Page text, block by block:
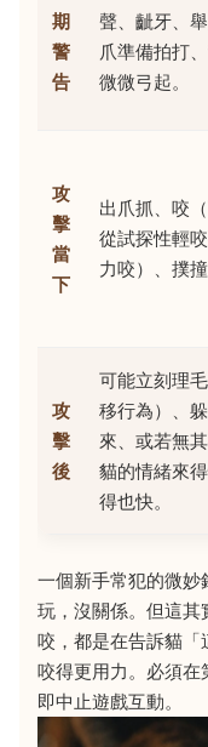
期
警
告
聲、齜牙、
爪準備拍打
微微弓起。
攻
擊
當
下
出爪抓、咬
從試探性輕
力咬）、撲撞
攻
擊
後
可能立刻理
移行為）、
來、或若無其
貓的情緒來
得也快。
一個新手常犯的微妙
玩，沒關係。但這其
咬，都是在告訴貓
咬得更用力。必須
即中止遊戲互動。